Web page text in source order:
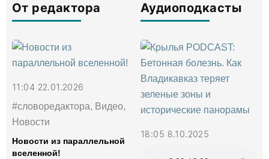
От редактора
11:04 22.01.2026
#словоредактора, Видео,
Новости
Новости из параллельной
вселенной!
Аудиоподкасты
18:05 8.10.2025